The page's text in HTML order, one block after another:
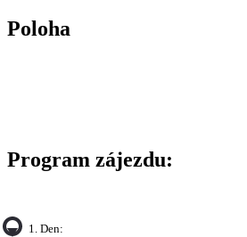
Poloha
Program zájezdu:
1. Den: